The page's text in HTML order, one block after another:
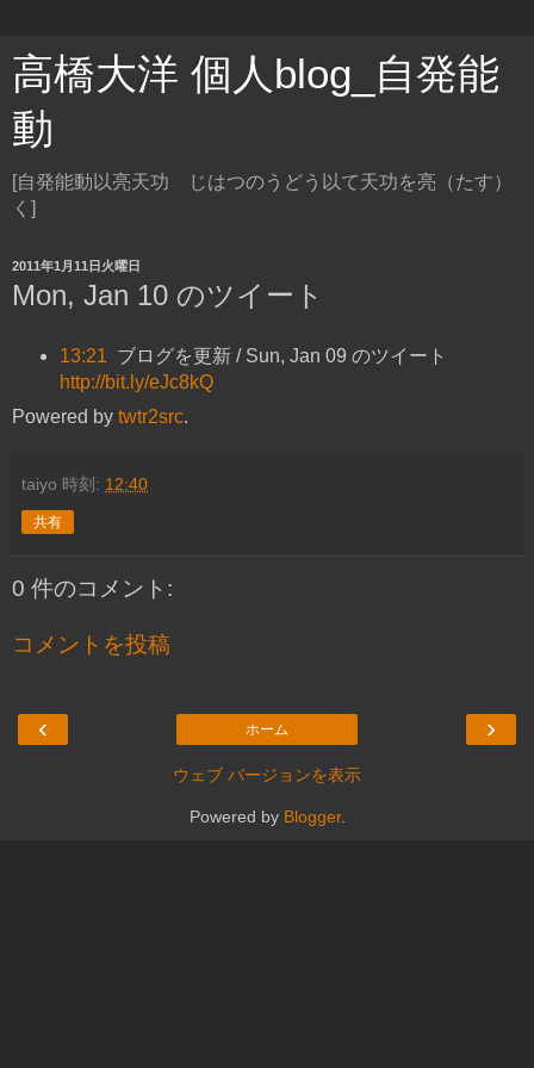
高橋大洋 個人blog_自発能
動
[自発能動以亮天功 じはつのうどう以て天功を亮（たす）
く]
2011年1月11日火曜日
Mon, Jan 10 のツイート
13:21 ブログを更新 / Sun, Jan 09 のツイート
http://bit.ly/eJc8kQ
Powered by twtr2src.
taiyo 時刻: 12:40
共有
0 件のコメント:
コメントを投稿
‹ ›
ホーム
ウェブ バージョンを表示
Powered by Blogger.